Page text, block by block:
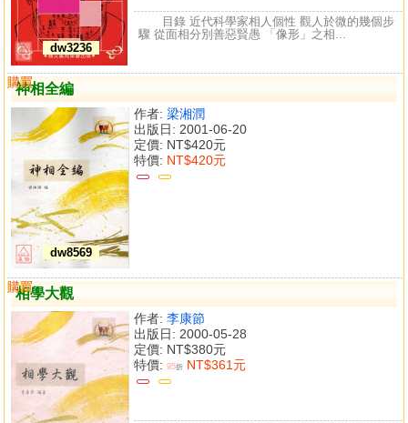
dw3236
目錄 近代科學家相人個性 觀人於微的幾個步
驟 從面相分別善惡賢愚 「像形」之相...
神相全編
dw8569
作者: 梁湘潤
出版日: 2001-06-20
定價: NT$420元
特價: NT$420元
購買
比較
相學大觀
作者: 李康節
出版日: 2000-05-28
定價: NT$380元
特價: 95折 NT$361元
購買
比較